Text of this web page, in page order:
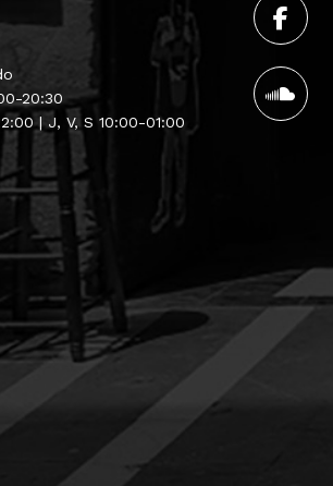
20:30
| J, V, S 10:00-01:00